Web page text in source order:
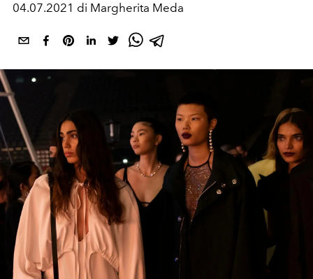
04.07.2021 di Margherita Meda